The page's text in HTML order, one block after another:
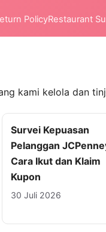
PolicyRestaurant
kami kelola dan
Survei Kepuasan
Pelanggan
Cara Ikut dan Klaim
Kupon
30 Juli 2026